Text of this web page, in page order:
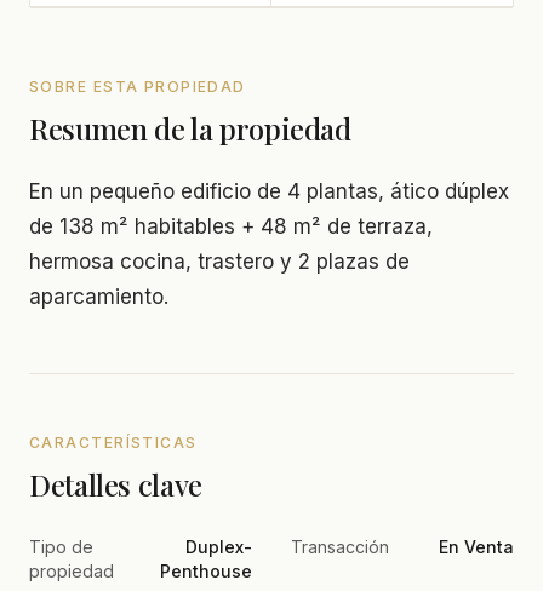
SOBRE ESTA PROPIEDAD
Resumen de la propiedad
En un pequeño edificio de 4 plantas, ático dúplex
de 138 m² habitables + 48 m² de terraza,
hermosa cocina, trastero y 2 plazas de
aparcamiento.
CARACTERÍSTICAS
Detalles clave
Tipo de
propiedad
Duplex-
Penthouse
Transacción En Venta